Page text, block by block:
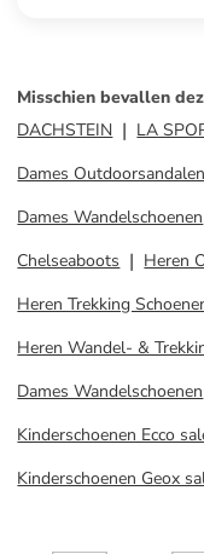
Misschien bevallen
DACHSTEIN
LA
Dames Outdoorsandalen
Dames Wandelschoenen
Chelseaboots
Heren
Heren Trekking
Heren Wandel- &
Dames Wandelschoenen
Kinderschoenen Ecco
Kinderschoenen Geox